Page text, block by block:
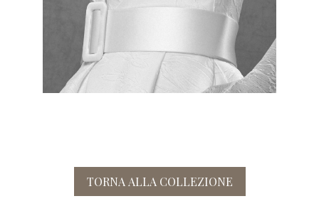
TORNA ALLA COLLEZIONE